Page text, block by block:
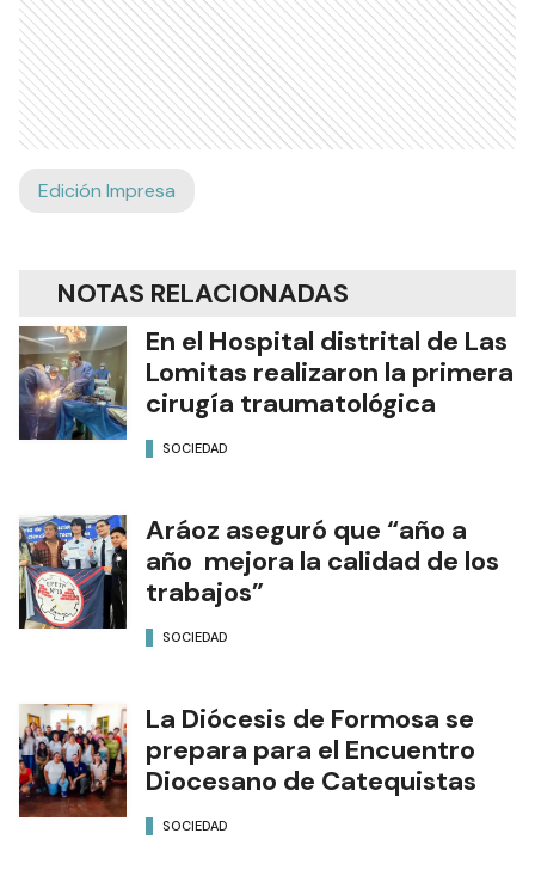
Edición Impresa
NOTAS RELACIONADAS
En el Hospital distrital de Las
Lomitas realizaron la primera
cirugía traumatológica
SOCIEDAD
Aráoz aseguró que “año a
año mejora la calidad de los
trabajos”
SOCIEDAD
La Diócesis de Formosa se
prepara para el Encuentro
Diocesano de Catequistas
SOCIEDAD